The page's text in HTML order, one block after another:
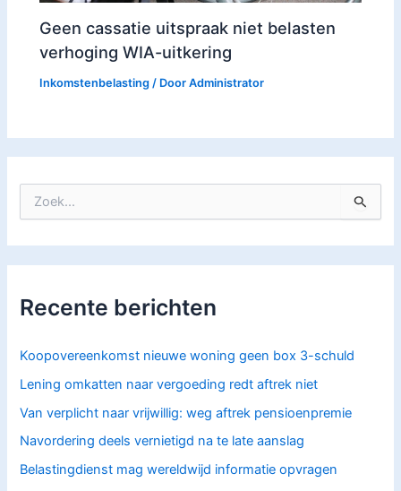
o
a
Recente berichten
Koopovereenkomst nieuwe woning geen box 3-schuld
Lening omkatten naar vergoeding redt aftrek niet
Van verplicht naar vrijwillig: weg aftrek pensioenpremie
Navordering deels vernietigd na te late aanslag
Belastingdienst mag wereldwijd informatie opvragen
Geen cassatie uitspraak niet belasten
verhoging WIA-uitkering
Inkomstenbelasting / DoorAdministrator